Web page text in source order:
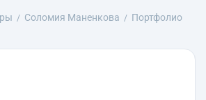
Соломия Маненкова
Портфолио